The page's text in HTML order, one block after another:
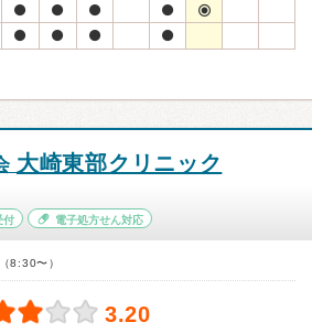
大崎東部クリニック
付 電子処方せん対応
8:30〜）
3.20